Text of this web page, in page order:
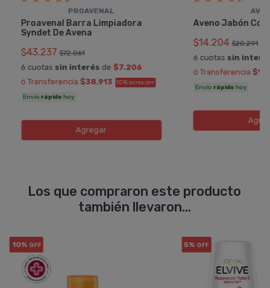
PROAVENAL
Proavenal Barra Limpiadora
Syndet De Avena
$43.237 $72.061
6 cuotas sin interés de $7.206
ó Transferencia $38.913 10% EXTRA OFF
Envío rápido hoy
Agregar
Aveno Jabón
$14.204 $20.291
6 cuotas sin
ó Transferencia
Envío rápido hoy
Los que compraron este producto
también llevaron...
10% OFF 5% OFF